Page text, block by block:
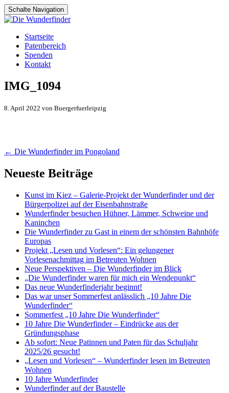
Schalte Navigation
Zum
Inhalt
springen
Startseite
Patenbereich
Spenden
Kontakt
IMG_1094
8. April 2022 von Buergerfuerleipzig
Artikel-
Navigation
← Die Wunderfinder im Pongoland
Neueste Beiträge
Kunst im Kiez – Galerie-Projekt der Wunderfinder und der
Bürgerpolizei auf der Eisenbahnstraße
Wunderfinder besuchen Hühner, Lämmer, Schweine und
Kaninchen
Die Wunderfinder zu Gast in einem der schönsten Bahnhöfe
Europas
Projekt „Lesen und Vorlesen“: Ein gelungener
Vorlesenachmittag im Betreuten Wohnen
Neue Perspektiven – Die Wunderfinder im Blick
„Die Wunderfinder waren für mich ein Wendepunkt“
Das neue Wunderfinderjahr beginnt!
Das war unser Sommerfest anlässlich „10 Jahre Die
Wunderfinder“
Sommerfest „10 Jahre Die Wunderfinder“
10 Jahre Die Wunderfinder – Eindrücke aus der
Gründungsphase
Ab sofort: Neue Patinnen und Paten für das Schuljahr
2025/26 gesucht!
„Lesen und Vorlesen“ – Wunderfinder lesen im Betreuten
Wohnen
10 Jahre Wunderfinder
Wunderfinder auf der Baustelle